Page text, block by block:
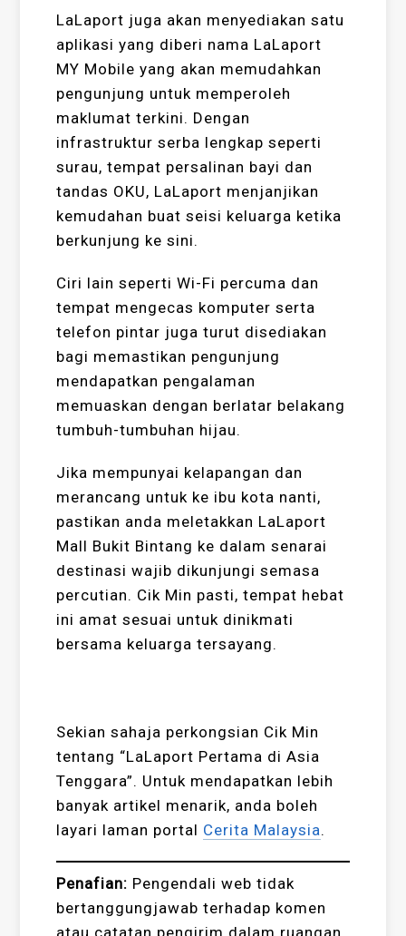
LaLaport juga akan menyediakan satu
aplikasi yang diberi nama LaLaport
MY Mobile yang akan memudahkan
pengunjung untuk memperoleh
maklumat terkini. Dengan
infrastruktur serba lengkap seperti
surau, tempat persalinan bayi dan
tandas OKU, LaLaport menjanjikan
kemudahan buat seisi keluarga ketika
berkunjung ke sini.
Ciri lain seperti Wi-Fi percuma dan
tempat mengecas komputer serta
telefon pintar juga turut disediakan
bagi memastikan pengunjung
mendapatkan pengalaman
memuaskan dengan berlatar belakang
tumbuh-tumbuhan hijau.
Jika mempunyai kelapangan dan
merancang untuk ke ibu kota nanti,
pastikan anda meletakkan LaLaport
Mall Bukit Bintang ke dalam senarai
destinasi wajib dikunjungi semasa
percutian. Cik Min pasti, tempat hebat
ini amat sesuai untuk dinikmati
bersama keluarga tersayang.
Sekian sahaja perkongsian Cik Min
tentang “LaLaport Pertama di Asia
Tenggara”. Untuk mendapatkan lebih
banyak artikel menarik, anda boleh
layari laman portal Cerita Malaysia.
Penafian: Pengendali web tidak
bertanggungjawab terhadap komen
atau catatan pengirim dalam ruangan